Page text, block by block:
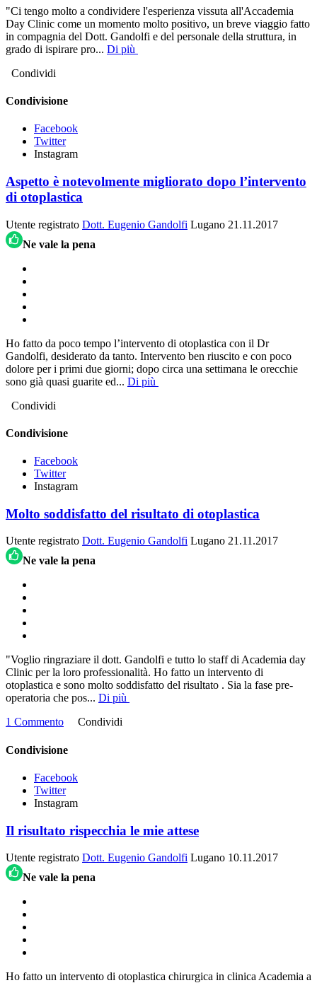
"Ci tengo molto a condividere l'esperienza vissuta all'Accademia
Day Clinic come un momento molto positivo, un breve viaggio fatto
in compagnia del Dott. Gandolfi e del personale della struttura, in
grado di ispirare pro... Di più
Condividi
Condivisione
Facebook
Twitter
Instagram
Aspetto è notevolmente migliorato dopo l’intervento
di otoplastica
Utente registrato Dott. Eugenio Gandolfi Lugano 21.11.2017
Ne vale la pena
Ho fatto da poco tempo l’intervento di otoplastica con il Dr
Gandolfi, desiderato da tanto. Intervento ben riuscito e con poco
dolore per i primi due giorni; dopo circa una settimana le orecchie
sono già quasi guarite ed... Di più
Condividi
Condivisione
Facebook
Twitter
Instagram
Molto soddisfatto del risultato di otoplastica
Utente registrato Dott. Eugenio Gandolfi Lugano 21.11.2017
Ne vale la pena
"Voglio ringraziare il dott. Gandolfi e tutto lo staff di Academia day
Clinic per la loro professionalità. Ho fatto un intervento di
otoplastica e sono molto soddisfatto del risultato . Sia la fase pre-
operatoria che pos... Di più
1 Commento
Condividi
Condivisione
Facebook
Twitter
Instagram
Il risultato rispecchia le mie attese
Utente registrato Dott. Eugenio Gandolfi Lugano 10.11.2017
Ne vale la pena
Ho fatto un intervento di otoplastica chirurgica in clinica Academia a